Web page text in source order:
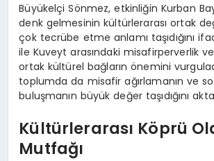
Büyükelçi Sönmez, etkinliğin Kurban
denk gelmesinin kültürlerarası ortak
çok tecrübe etme anlamı taşıdığını
ile Kuveyt arasındaki misafirperverlik
ortak kültürel bağların önemini
toplumda da misafir ağırlamanın ve
buluşmanın büyük değer taşıdığını
Kültürlerarası Köprü
Mutfağı